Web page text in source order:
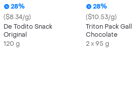
28%
($8.34/g)
De Todito Snack
Original
120 g
28%
($10.53/g)
Triton Pack
Chocolate
2 x 95 g